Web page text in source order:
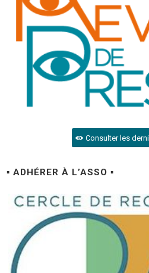
Consulter les
▪ ADHÉRER À L’ASSO ▪